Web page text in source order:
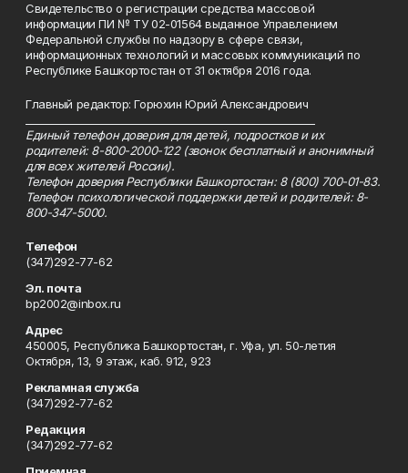
Свидетельство о регистрации средства массовой
информации ПИ № ТУ 02-01564 выданное Управлением
Федеральной службы по надзору в сфере связи,
информационных технологий и массовых коммуникаций по
Республике Башкортостан от 31 октября 2016 года.
Главный редактор: Горюхин Юрий Александрович
Единый телефон доверия для детей, подростков и их
родителей: 8-800-2000-122 (звонок бесплатный и анонимный
для всех жителей России).
Телефон доверия Республики Башкортостан: 8 (800) 700-01-83.
Телефон психологической поддержки детей и родителей: 8-
800-347-5000.
Телефон
(347)292-77-62
Эл. почта
bp2002@inbox.ru
Адрес
450005, Республика Башкортостан, г. Уфа, ул. 50-летия
Октября, 13, 9 этаж, каб. 912, 923
Рекламная служба
(347)292-77-62
Редакция
(347)292-77-62